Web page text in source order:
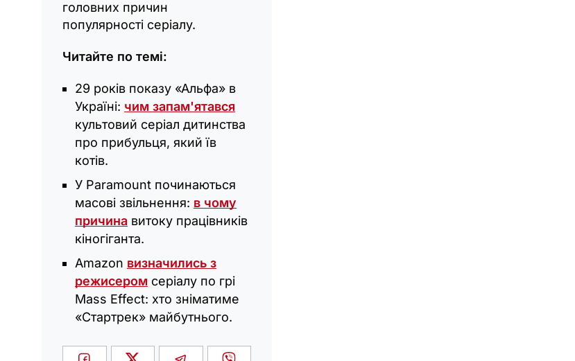
головних причин
популярності серіалу.
Читайте по темі:
29 років показу «Альфа» в
Україні: чим запам'ятався
культовий серіал дитинства
про прибульця, який їв
котів.
У Paramount починаються
масові звільнення: в чому
причина витоку працівників
кіногіганта.
Amazon визначились з
режисером серіалу по грі
Mass Effect: хто зніматиме
«Стартрек» майбутнього.